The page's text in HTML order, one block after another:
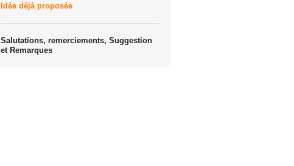
Idée déjà proposée
Salutations, remerciements, Suggestion
et Remarques